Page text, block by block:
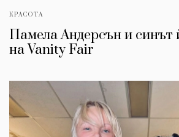
КРАСОТА
Памела Андерсън и синът
на Vanity Fair